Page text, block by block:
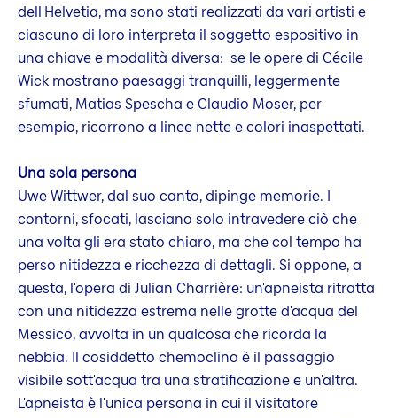
dell'Helvetia, ma sono stati realizzati da vari artisti e
ciascuno di loro interpreta il soggetto espositivo in
una chiave e modalità diversa: se le opere di Cécile
Wick mostrano paesaggi tranquilli, leggermente
sfumati, Matias Spescha e Claudio Moser, per
esempio, ricorrono a linee nette e colori inaspettati.
Una sola persona
Uwe Wittwer, dal suo canto, dipinge memorie. I
contorni, sfocati, lasciano solo intravedere ciò che
una volta gli era stato chiaro, ma che col tempo ha
perso nitidezza e ricchezza di dettagli. Si oppone, a
questa, l'opera di Julian Charrière: un'apneista ritratta
con una nitidezza estrema nelle grotte d'acqua del
Messico, avvolta in un qualcosa che ricorda la
nebbia. Il cosiddetto chemoclino è il passaggio
visibile sott'acqua tra una stratificazione e un'altra.
L'apneista è l'unica persona in cui il visitatore